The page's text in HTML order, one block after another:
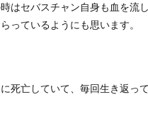
はセバスチャン自身も血を流し
っているようにも思います。
死亡していて、毎回生き返っ